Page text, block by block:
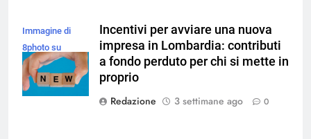
Immagine di
8photo su
Magnific
Incentivi per avviare una nuova
impresa in Lombardia: contributi
a fondo perduto per chi si mette in
proprio
Redazione
3 settimane ago 0